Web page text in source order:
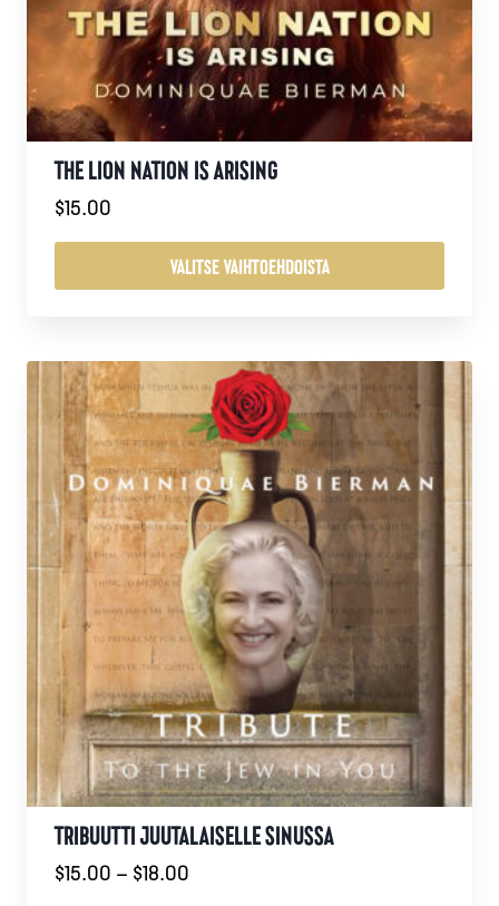
THE LION NATION IS ARISING
$15.00
VALITSE VAIHTOEHDOISTA
on
useampi
muunnelma.
Voit
tehdä
valinnat
tuotteen
sivulla.
TRIBUUTTI JUUTALAISELLE SINUSSA
$15.00 – $18.00Hintaluokka: